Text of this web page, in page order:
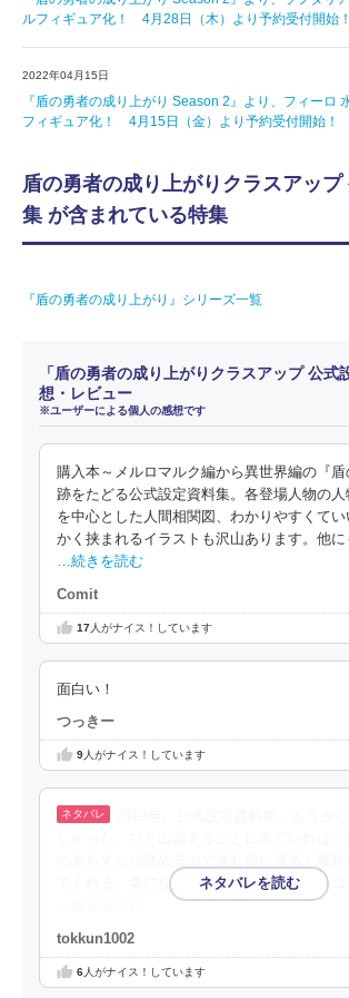
ルフィギュア化！ 4月28日（木）より予約受付開始！
2022年04月15日
『盾の勇者の成り上がり Season 2』より、フィーロ
フィギュア化！ 4月15日（金）より予約受付開始！
盾の勇者の成り上がりクラスアッ
集 が含まれている特集
『盾の勇者の成り上がり』シリーズ一覧
「盾の勇者の成り上がりクラスアップ 公式
想・レビュー
※ユーザーによる個人の感想です
購入本～メルロマルク編から異世界編の『
跡をたどる公式設定資料集。各登場人物の人
を中心とした人間相関図、わかりやすくてい
かく挟まれるイラストも沢山あります。他に
…続きを読む
Comit
17人がナイス！しています
面白い！
つっきー
9人がナイス！しています
てくれる。気になっていたヴィッチ表記もコ
tokkun1002
6人がナイス！しています